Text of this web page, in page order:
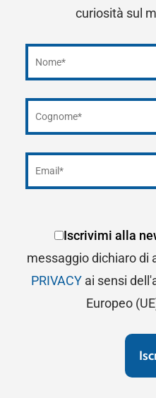
curiosità sul
Iscrivimi alla
messaggio dichiaro di
PRIVACYai sensi
Europeo